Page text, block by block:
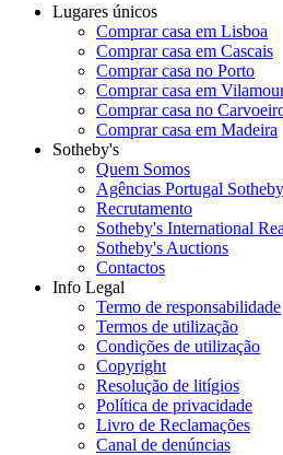
Lugares únicos
Comprar casa em Lisboa
Comprar casa em Cascais
Comprar casa no Porto
Comprar casa em
Comprar casa no
Comprar casa em Madeira
Sotheby's
Quem Somos
Agências Portugal
Recrutamento
Sotheby's International
Sotheby's Auctions
Contactos
Info Legal
Termo de responsabilidade
Termos de utilização
Condições de utilização
Copyright
Resolução de litígios
Política de privacidade
Livro de Reclamações
Canal de denúncias